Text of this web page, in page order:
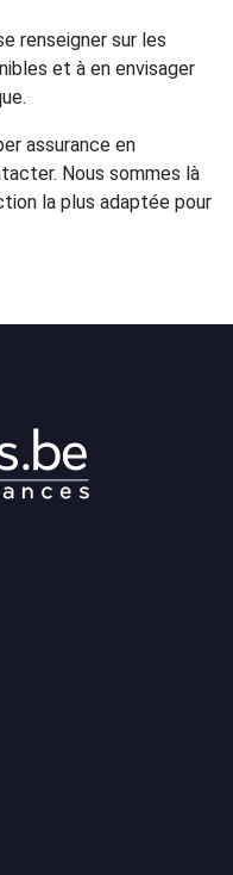
renseigner sur les
et à en envisager
assurance en
Nous sommes là
la plus adaptée pour